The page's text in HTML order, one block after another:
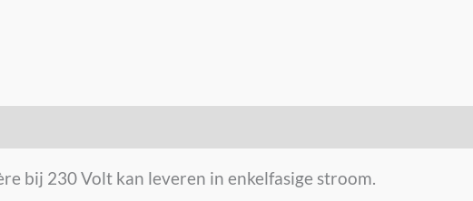
bij 230 Volt kan leveren in enkelfasige stroom.